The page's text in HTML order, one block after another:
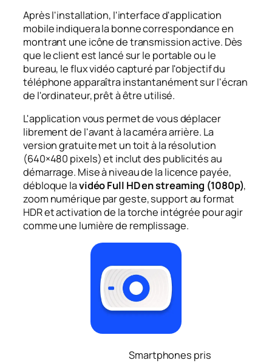
Après l'installation, l'interface d'application
mobile indiquera la bonne correspondance en
montrant une icône de transmission active. Dès
que le client est lancé sur le portable ou le
bureau, le flux vidéo capturé par l'objectif du
téléphone apparaîtra instantanément sur l'écran
de l'ordinateur, prêt à être utilisé.
L'application vous permet de vous déplacer
librement de l'avant à la caméra arrière. La
version gratuite met un toit à la résolution
(640×480 pixels) et inclut des publicités au
démarrage. Mise à niveau de la licence payée,
débloque lavidéo Full HD en streaming (1080p),
zoom numérique par geste, support au format
HDR et activation de la torche intégrée pour agir
comme une lumière de remplissage.
Smartphones pris